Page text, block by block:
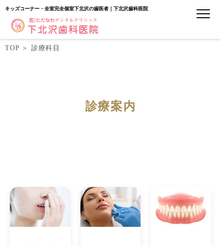
キッズコーナー・全室完全個室下北沢の歯医者｜下北沢歯科医院
TOP＞ 診療科目
診療案内